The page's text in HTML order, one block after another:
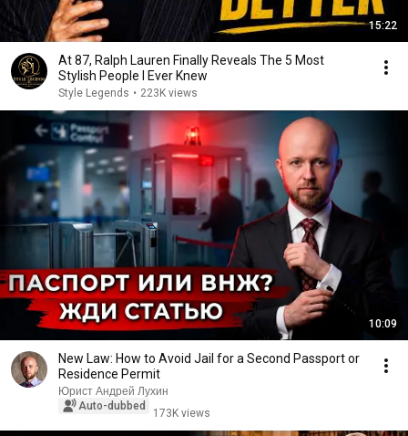
15:22
At 87, Ralph Lauren Finally Reveals The 5 Most
Stylish People I Ever Knew
Style Legends • 223K views
10:09
New Law: How to Avoid Jail for a Second Passport or
Residence Permit
Юрист Андрей Лухин
Auto-dubbed
173K views